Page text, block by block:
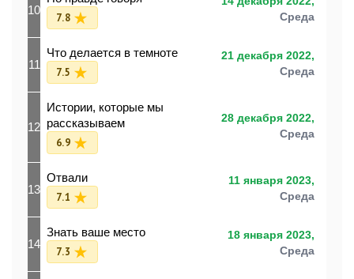
10
7.8
Среда
11
Что делается в темноте
7.5
21 декабря 2022,
Среда
12
Истории, которые мы
рассказываем
6.9
28 декабря 2022,
Среда
13
Отвали
7.1
11 января 2023,
Среда
14
Знать ваше место
7.3
18 января 2023,
Среда